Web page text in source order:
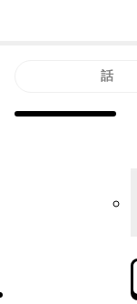
話